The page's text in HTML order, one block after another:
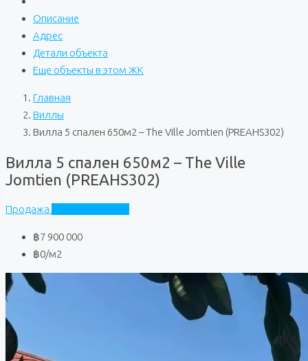
Описание
Адрес
Детали объекта
Еще объекты в этом ЖК
Главная
Виллы
Вилла 5 спален 650м2 – The Ville Jomtien (PREAHS302)
Вилла 5 спален 650м2 – The Ville
Jomtien (PREAHS302)
Продажа
฿7 900 000
฿0/м2